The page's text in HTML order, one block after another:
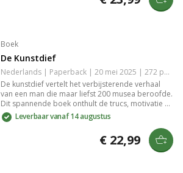
liefhebbers van spannende fictie die diepgang en
Boek
De Kunstdief
Nederlands | Paperback | 20 mei 2025 | 272 pagina's | 9789023962960
De kunstdief vertelt het verbijsterende verhaal
van een man die maar liefst 200 musea beroofde.
Dit spannende boek onthult de trucs, motivatie en
achtergronden van een meester-dief, die door
zijn daden de kunstwereld op zijn kop zet. Met
een mix van intrige en psychologisch inzicht biedt
het een fascinerende kijk op criminaliteit in de
Leverbaar vanaf 14 augustus
€ 22,99